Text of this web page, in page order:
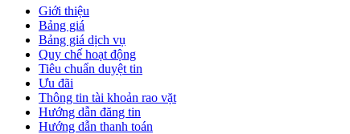
Giới thiệu
Bảng giá
Bảng giá dịch vụ
Quy chế hoạt động
Tiêu chuẩn duyệt tin
Ưu đãi
Thông tin tài khoản rao vặt
Hướng dẫn đăng tin
Hướng dẫn thanh toán